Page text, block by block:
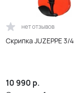
нет отзывов
Скрипка JUZEPPE 3/4
10 990 р.